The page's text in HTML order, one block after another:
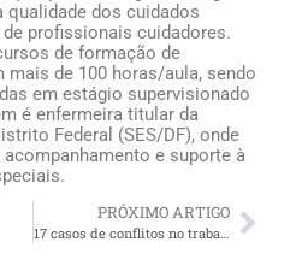
qualidade dos cuidados
profissionais cuidadores.
de formação de
de 100 horas/aula, sendo
em estágio supervisionado
é enfermeira titular da
Federal (SES/DF), onde
e suporte à
PRÓXIMO ARTIGO
17 casos de conflitos no trabalho